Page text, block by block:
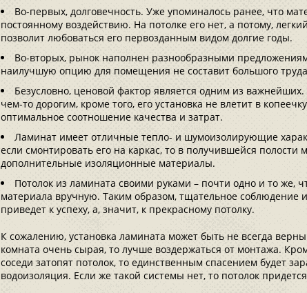
Во-первых, долговечность. Уже упоминалось ранее, что
постоянному воздействию. На потолке его нет, а потому,
позволит любоваться его первозданным видом долгие годы.
Во-вторых, рынок наполнен разнообразными
наилучшую опцию для помещения не составит большого
Безусловно, ценовой фактор является одним из
чем-то дорогим, кроме того, его установка не влетит в
оптимальное соотношение качества и затрат.
Ламинат имеет отличные тепло- и шумоизолирующие
если смонтировать его на каркас, то в получившейся полости
дополнительные изоляционные материалы.
Потолок из ламината своими руками – почти одно и то же,
материала вручную. Таким образом, тщательное соблюдение
приведет к успеху, а, значит, к прекрасному потолку.
К сожалению, установка ламината может быть не всегда
комната очень сырая, то лучше воздержаться от монтажа.
соседи затопят потолок, то единственным спасением будет
водоизоляция. Если же такой системы нет, то потолок